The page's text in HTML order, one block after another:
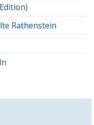
Rathenstein